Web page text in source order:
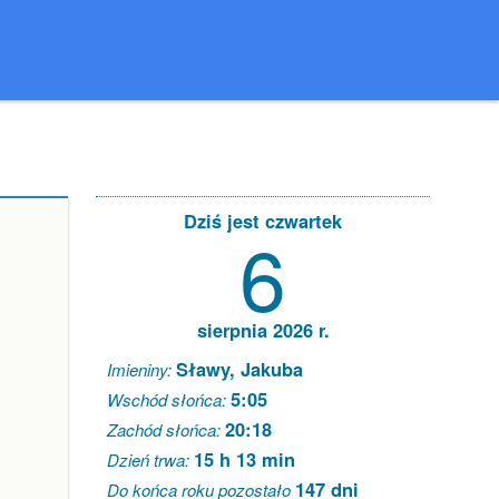
Dziś jest czwartek
6
sierpnia 2026 r.
Imieniny:Sławy, Jakuba
Wschód słońca:5:05
Zachód słońca:20:18
Dzień trwa: 15 h 13 min
Do końca roku pozostało 147 dni